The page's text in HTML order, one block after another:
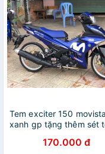
Tem exciter 150
xanh gp tặng thêm sét
170.000 đ